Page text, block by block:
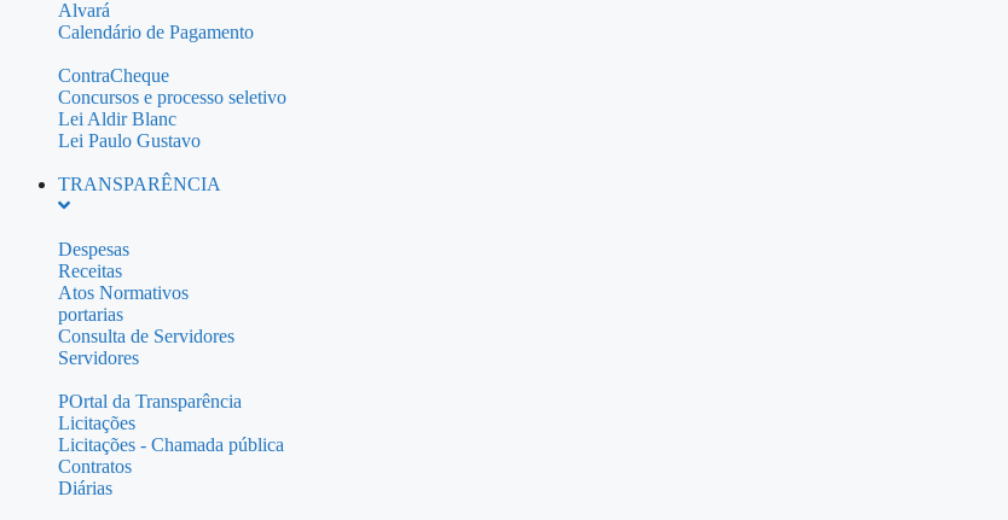
Alvará
Calendário de Pagamento
ContraCheque
Concursos e processo seletivo
Lei Aldir Blanc
Lei Paulo Gustavo
TRANSPARÊNCIA
Despesas
Receitas
Atos Normativos
portarias
Consulta de Servidores
Servidores
POrtal da Transparência
Licitações
Licitações - Chamada pública
Contratos
Diárias